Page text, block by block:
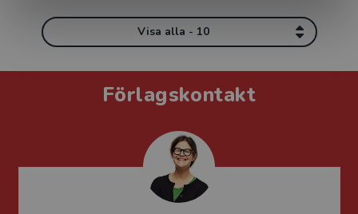
Visa alla - 10
Förlagskontakt